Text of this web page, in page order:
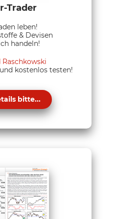
Trader
leben!
& Devisen
handeln!
Raschkowski
kostenlos testen!
bitte...